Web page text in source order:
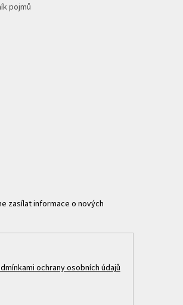
pojmů
zasílat informace o nových
ochrany osobních údajů